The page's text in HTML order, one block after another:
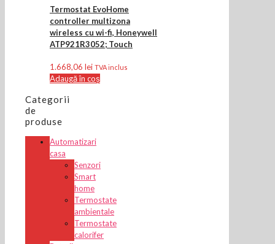
Termostat EvoHome
controller multizona
wireless cu wi-fi, Honeywell
ATP921R3052; Touch
1.668,06 lei TVA inclus
Adaugă în coș
Categorii
de
produse
Automatizari
casa
Senzori
Smart
home
Termostate
ambientale
Termostate
calorifer